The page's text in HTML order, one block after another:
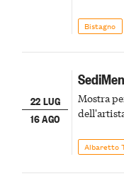
Bistagno
22 LUG
16 AGO
Mostra
Albaretto